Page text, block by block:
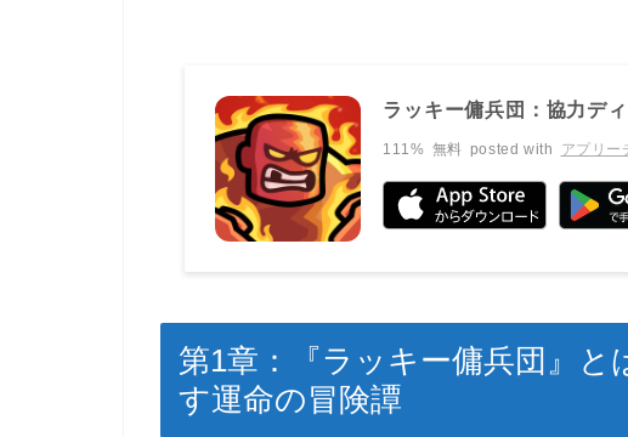
ラッキー傭兵団：協力デ
111% 無料 posted with アプリー
第1章：『ラッキー傭兵団』と
す運命の冒険譚